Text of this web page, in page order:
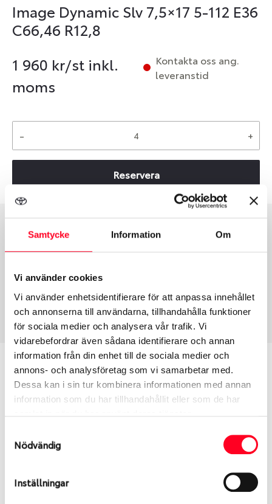
Samtycke Information Om
Vi använder cookies
Vi använder enhetsidentifierare för att anpassa innehållet
och annonserna till användarna, tillhandahålla funktioner
för sociala medier och analysera vår trafik. Vi
vidarebefordrar även sådana identifierare och annan
information från din enhet till de sociala medier och
annons- och analysföretag som vi samarbetar med.
Dessa kan i sin tur kombinera informationen med annan
information som du har tillhandahållit eller som de har
Nödvändig
Inställningar
Image Dynamic Slv 7,5×17 5-112 E36
C66,46 R12,8
1 960 kr/st inkl.
moms
Kontakta oss ang.
leveranstid
- +
Reservera
Group
Fälg PV/C LM
Tum
17
36
Centre Diameter
112
Art nummer
6499
Passar denna fälg min bil?
Ange registreringsnummer för att se om den fälg
Ibland kan fälgen ha bytts ut under årens lopp och
inte vara samma dimension som bilen hade ut från